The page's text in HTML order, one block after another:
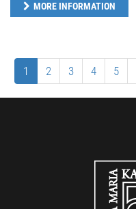
MORE INFORMATION
1 2 3 4 5